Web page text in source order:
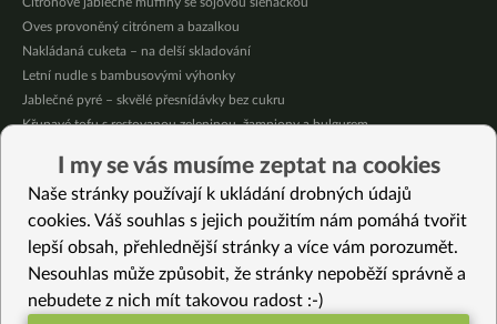
Oves provoněný citrónem a bazalkou
Nakládaná cuketa – na delší skladování
Letní nudle s bambusovými výhonky
Jablečné pyré – skvělé přesnídávky bez cukru
Křupavé tofu s restovanou zeleninou, žampiony a bulgurem
Mrkvovo-dýňová krémová polévka
Osvěžující kuskus
Vybrané recepty
Omáčka z černých fazolí s mandlemi
Čirokové rizoto
I my se vás musíme zeptat na cookies
Naše stránky používají k ukládání drobných údajů
cookies. Váš souhlas s jejich použitím nám pomáhá tvořit
lepší obsah, přehlednější stránky a více vám porozumět.
Nesouhlas může způsobit, že stránky nepoběží správně a
nebudete z nich mít takovou radost :-)